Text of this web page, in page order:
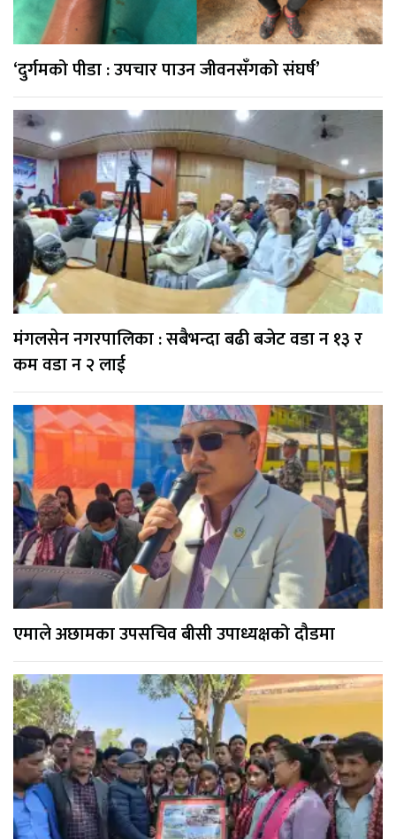
‘दुर्गमको पीडा : उपचार पाउन जीवनसँगको संघर्ष’
मंगलसेन नगरपालिका : सबैभन्दा बढी बजेट वडा न १३ र
कम वडा न २ लाई
एमाले अछामका उपसचिव बीसी उपाध्यक्षको दौडमा